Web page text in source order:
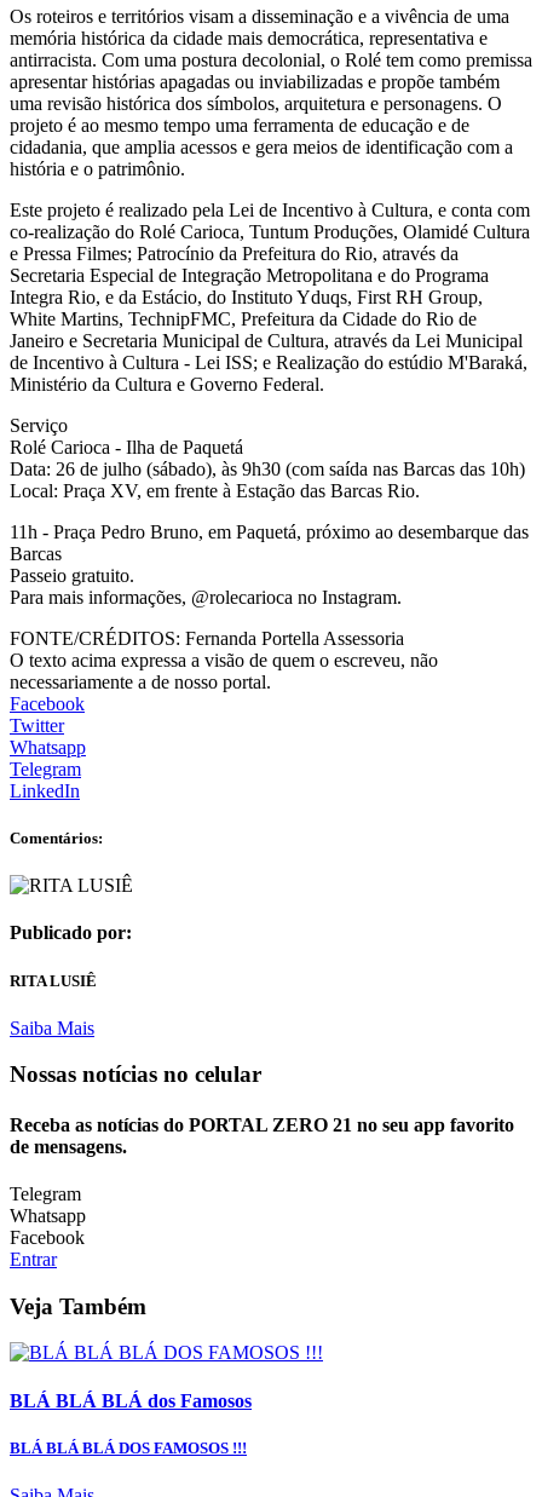
Os roteiros e territórios visam a disseminação e a vivência de uma
memória histórica da cidade mais democrática, representativa e
antirracista. Com uma postura decolonial, o Rolé tem como premissa
apresentar histórias apagadas ou inviabilizadas e propõe também
uma revisão histórica dos símbolos, arquitetura e personagens. O
projeto é ao mesmo tempo uma ferramenta de educação e de
cidadania, que amplia acessos e gera meios de identificação com a
história e o patrimônio.
Este projeto é realizado pela Lei de Incentivo à Cultura, e conta com
co-realização do Rolé Carioca, Tuntum Produções, Olamidé Cultura
e Pressa Filmes; Patrocínio da Prefeitura do Rio, através da
Secretaria Especial de Integração Metropolitana e do Programa
Integra Rio, e da Estácio, do Instituto Yduqs, First RH Group,
White Martins, TechnipFMC, Prefeitura da Cidade do Rio de
Janeiro e Secretaria Municipal de Cultura, através da Lei Municipal
de Incentivo à Cultura - Lei ISS; e Realização do estúdio M'Baraká,
Ministério da Cultura e Governo Federal.
Serviço
Rolé Carioca - Ilha de Paquetá
Data: 26 de julho (sábado), às 9h30 (com saída nas Barcas das 10h)
Local: Praça XV, em frente à Estação das Barcas Rio.
11h - Praça Pedro Bruno, em Paquetá, próximo ao desembarque das
Barcas
Passeio gratuito.
Para mais informações, @rolecarioca no Instagram.
FONTE/CRÉDITOS: Fernanda Portella Assessoria
O texto acima expressa a visão de quem o escreveu, não
necessariamente a de nosso portal.
Facebook
Twitter
Whatsapp
Telegram
LinkedIn
Comentários:
Publicado por:
RITA LUSIÊ
Saiba Mais
Nossas notícias no celular
Receba as notícias do PORTAL ZERO 21 no seu app favorito
de mensagens.
Telegram
Whatsapp
Facebook
Entrar
Veja Também
BLÁ BLÁ BLÁ dos Famosos
BLÁ BLÁ BLÁ DOS FAMOSOS !!!